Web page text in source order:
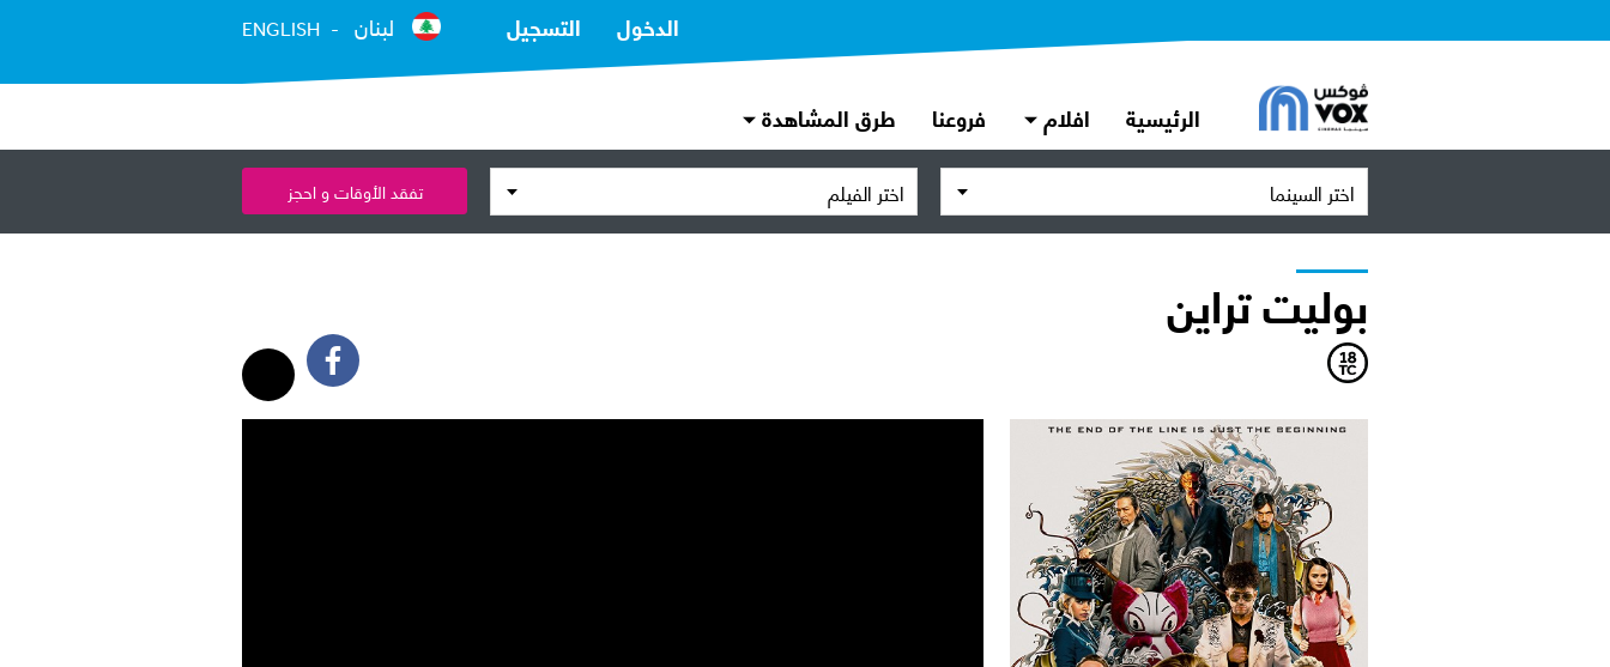
الدخول التسجيل لبنان ENGLISH
الرئيسية افلام فروعنا طرق المشاهدة
اختر السينما اختر الفيلم تفقد الأوقات و احجز
بوليت تراين